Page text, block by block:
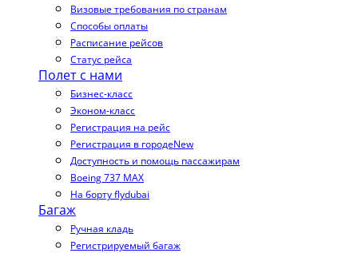
Визовые требования по странам
Способы оплаты
Расписание рейсов
Статус рейса
Полет с нами
Бизнес-класс
Эконом-класс
Регистрация на рейс
Регистрация в городеNew
Доступность и помощь пассажирам
Boeing 737 MAX
На борту flydubai
Багаж
Ручная кладь
Регистрируемый багаж